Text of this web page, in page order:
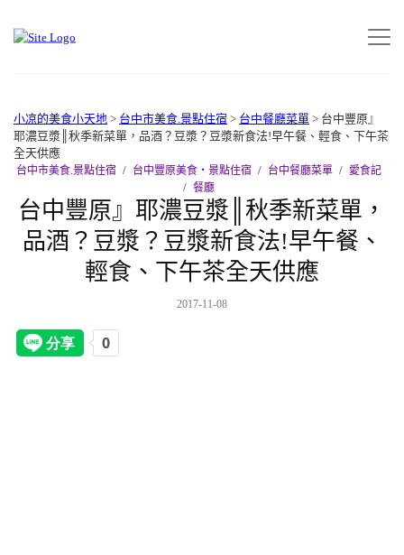
小凉的美食小天地 > 台中市美食.景點住宿 > 台中餐廳菜單 > 台中豐原』
耶濃豆漿║秋季新菜單，品酒？豆漿？豆漿新食法!早午餐、輕食、下午茶
全天供應
台中市美食.景點住宿 台中豐原美食‧景點住宿 台中餐廳菜單
愛食記
餐廳
台中豐原』耶濃豆漿║秋季新菜單，
品酒？豆漿？豆漿新食法!早午餐、
輕食、下午茶全天供應
2017-11-08